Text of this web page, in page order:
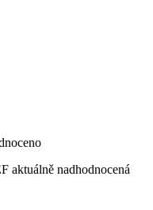
aktuálně nadhodnocená